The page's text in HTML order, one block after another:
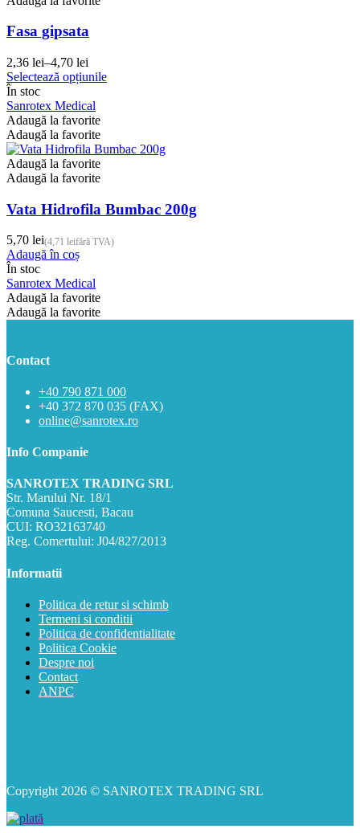
Fasa gipsata
2,36 lei–4,70 lei
Interval
de
prețuri:
2,36 lei
până
la
4,70 lei
Selectează opțiunileAcest
variații.
alese
în
pagina
produsului.
În stoc
Sanrotex Medical
Adaugă la favorite
Adaugă la favorite
Adaugă la favorite
Adaugă la favorite
Vata Hidrofila Bumbac 200g
5,70 lei(4,71 leifără TVA)
Adaugă în coș
În stoc
Sanrotex Medical
Adaugă la favorite
Adaugă la favorite
Contact
+40 790 871 000
+40 372 870 035 (FAX)
online@sanrotex.ro
Info Companie
SANROTEX TRADING SRL
Str. Marului Nr. 18/1
Comuna Saucesti, Bacau
CUI: RO32163740
Reg. Comertului: J04/827/2013
Informatii
Politica de retur si schimb
Termeni si conditii
Politica de confidentialitate
Politica Cookie
Despre noi
Contact
ANPC
Copyright 2026 © SANROTEX TRADING SRL